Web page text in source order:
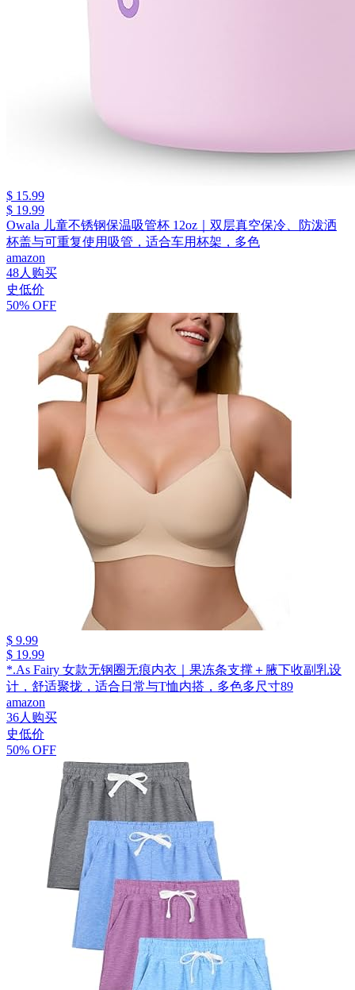
$ 15.99
$ 19.99
Owala 儿童不锈钢保温吸管杯 12oz｜双层真空保冷、防泼洒
杯盖与可重复使用吸管，适合车用杯架，多色
amazon
48人购买
史低价
50% OFF
$ 9.99
$ 19.99
*.As Fairy 女款无钢圈无痕内衣｜果冻条支撑＋腋下收副乳设
计，舒适聚拢，适合日常与T恤内搭，多色多尺寸89
amazon
36人购买
史低价
50% OFF